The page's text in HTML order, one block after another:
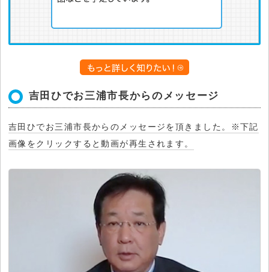
吉田ひでお三浦市長からのメッセージ
吉田ひでお三浦市長からのメッセージを頂きました。※下記
画像をクリックすると動画が再生されます。